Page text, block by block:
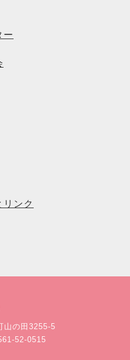
ー
ンク
山の田3255-5
52-0515